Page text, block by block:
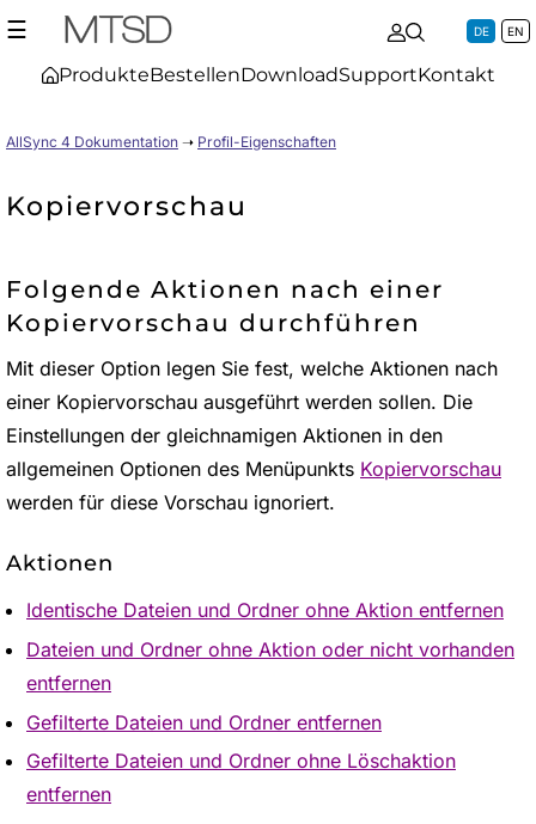
☰
ProdukteBestellenDownloadSupportKontakt
DE EN
AllSync 4 Dokumentation ➝ Profil-Eigenschaften
Kopiervorschau
Folgende Aktionen nach einer
Kopiervorschau durchführen
Mit dieser Option legen Sie fest, welche Aktionen nach
einer Kopiervorschau ausgeführt werden sollen. Die
Einstellungen der gleichnamigen Aktionen in den
allgemeinen Optionen des Menüpunkts Kopiervorschau
werden für diese Vorschau ignoriert.
Aktionen
Identische Dateien und Ordner ohne Aktion entfernen
Dateien und Ordner ohne Aktion oder nicht vorhanden
entfernen
Gefilterte Dateien und Ordner entfernen
Gefilterte Dateien und Ordner ohne Löschaktion
entfernen